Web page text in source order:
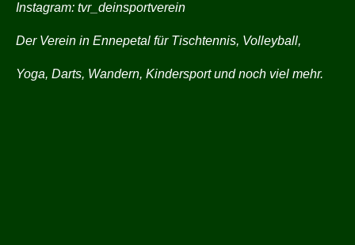
Instagram: tvr_deinsportverein
Der Verein in Ennepetal für Tischtennis, Volleyball,
Yoga, Darts, Wandern, Kindersport und noch viel mehr.